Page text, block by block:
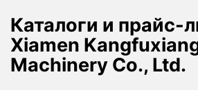
Каталоги и прайс-
Xiamen
Machinery Co., Ltd.